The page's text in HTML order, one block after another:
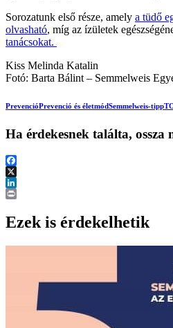
Sorozatunk első része, amely a tüdő
olvasható, míg az ízületek
tanácsokat.
Kiss Melinda Katalin
Fotó: Barta Bálint – Semmelweis
PrevencióPrevenció és életmódSemmelweis-tipp
Ha érdekesnek találta, ossza
Facebook
X
LinkedIn
Ezek is érdekelhetik